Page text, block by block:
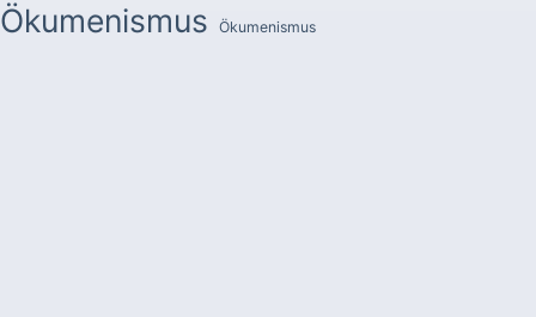
Ökumenismus Ökumenismus